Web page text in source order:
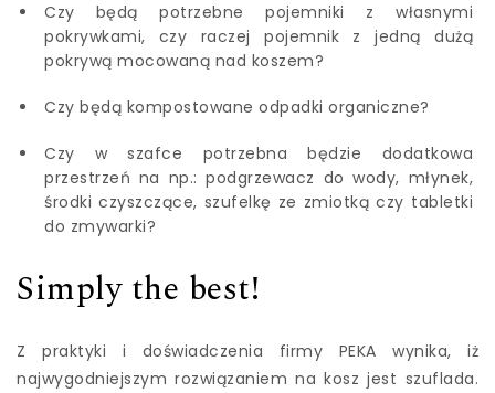
Czy będą potrzebne pojemniki z własnymi
pokrywkami, czy raczej pojemnik z jedną dużą
pokrywą mocowaną nad koszem?
Czy będą kompostowane odpadki organiczne?
Czy w szafce potrzebna będzie dodatkowa
przestrzeń na np.: podgrzewacz do wody, młynek,
środki czyszczące, szufelkę ze zmiotką czy tabletki
do zmywarki?
Simply the best!
Z praktyki i doświadczenia firmy PEKA wynika, iż
najwygodniejszym rozwiązaniem na kosz jest szuflada.